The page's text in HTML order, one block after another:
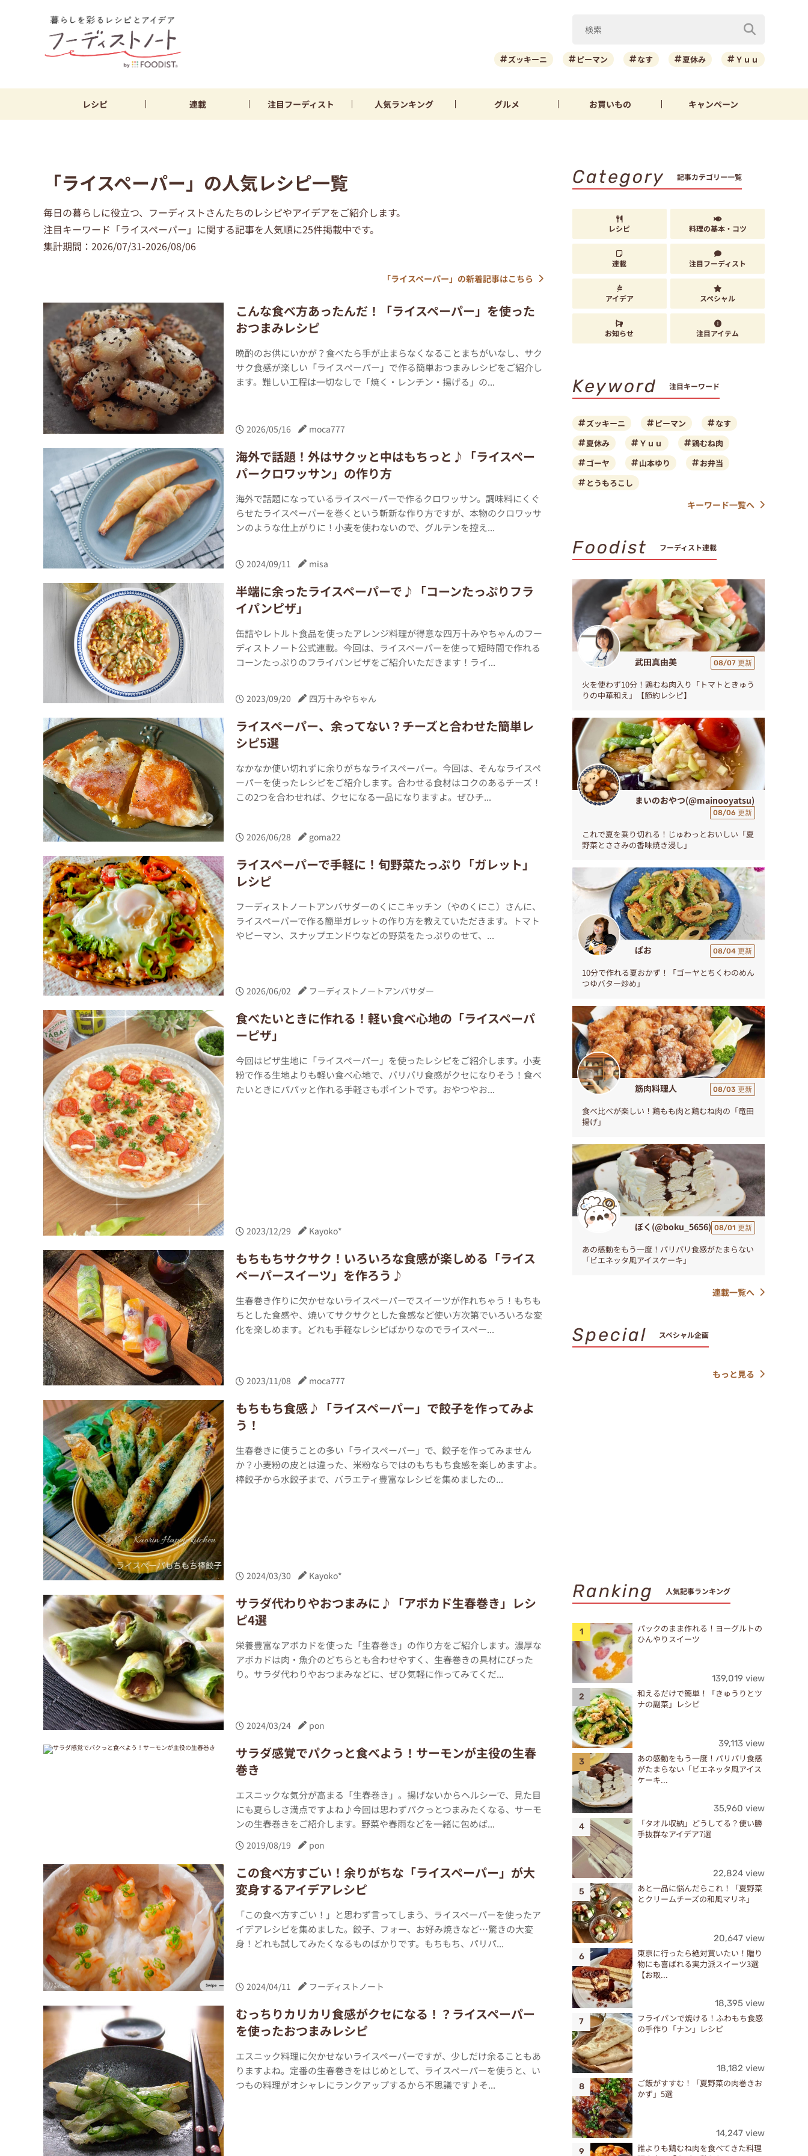
ズッキーニ ピーマン なす 夏休み Ｙｕｕ
レシピ 連載 注目フーディスト 人気ランキング グルメ お買いもの キャンペーン
「ライスペーパー」の人気レシピ一覧
毎日の暮らしに役立つ、フーディストさんたちのレシピやアイデアをご紹介します。
注目キーワード「ライスペーパー」に関する記事を人気順に25件掲載中です。
集計期間：2026/07/31-2026/08/06
「ライスペーパー」の新着記事はこちら
こんな食べ方あったんだ！「ライスペーパー」を使った
おつまみレシピ
晩酌のお供にいかが？食べたら手が止まらなくなることまちがいなし、サク
サク食感が楽しい「ライスぺーパー」で作る簡単おつまみレシピをご紹介し
ます。難しい工程は一切なしで「焼く・レンチン・揚げる」の...
2026/05/16 moca777
海外で話題！外はサクッと中はもちっと♪「ライスペー
パークロワッサン」の作り方
海外で話題になっているライスペーパーで作るクロワッサン。調味料にくぐ
らせたライスペーパーを巻くという斬新な作り方ですが、本物のクロワッサ
ンのような仕上がりに！小麦を使わないので、グルテンを控え...
2024/09/11 misa
半端に余ったライスペーパーで♪「コーンたっぷりフラ
イパンピザ」
缶詰やレトルト食品を使ったアレンジ料理が得意な四万十みやちゃんのフー
ディストノート公式連載。今回は、ライスペーパーを使って短時間で作れる
コーンたっぷりのフライパンピザをご紹介いただきます！ライ...
2023/09/20 四万十みやちゃん
ライスペーパー、余ってない？チーズと合わせた簡単レ
シピ5選
なかなか使い切れずに余りがちなライスペーパー。今回は、そんなライスペ
ーパーを使ったレシピをご紹介します。合わせる食材はコクのあるチーズ！
この2つを合わせれば、クセになる一品になりますよ。ぜひチ...
2026/06/28 goma22
ライスペーパーで手軽に！旬野菜たっぷり「ガレット」
レシピ
フーディストノートアンバサダーのくにこキッチン（やのくにこ）さんに、
ライスペーパーで作る簡単ガレットの作り方を教えていただきます。トマト
やピーマン、スナップエンドウなどの野菜をたっぷりのせて、...
2026/06/02 フーディストノートアンバサダー
食べたいときに作れる！軽い食べ心地の「ライスペーパ
ーピザ」
今回はピザ生地に「ライスペーパー」を使ったレシピをご紹介します。小麦
粉で作る生地よりも軽い食べ心地で、パリパリ食感がクセになりそう！食べ
たいときにパパッと作れる手軽さもポイントです。おやつやお...
2023/12/29 Kayoko*
もちもちサクサク！いろいろな食感が楽しめる「ライス
ペーパースイーツ」を作ろう♪
生春巻き作りに欠かせないライスペーパーでスイーツが作れちゃう！もちも
ちとした食感や、焼いてサクサクとした食感など使い方次第でいろいろな変
化を楽しめます。どれも手軽なレシピばかりなのでライスペー...
2023/11/08 moca777
もちもち食感♪「ライスペーパー」で餃子を作ってみよ
う！
生春巻きに使うことの多い「ライスペーパー」で、餃子を作ってみません
か？小麦粉の皮とは違った、米粉ならではのもちもち食感を楽しめますよ。
棒餃子から水餃子まで、バラエティ豊富なレシピを集めましたの...
2024/03/30 Kayoko*
サラダ代わりやおつまみに♪「アボカド生春巻き」レシ
ピ4選
栄養豊富なアボカドを使った「生春巻き」の作り方をご紹介します。濃厚な
アボカドは肉・魚介のどちらとも合わせやすく、生春巻きの具材にぴった
り。サラダ代わりやおつまみなどに、ぜひ気軽に作ってみてくだ...
2024/03/24 pon
サラダ感覚でパクっと食べよう！サーモンが主役の生春
巻き
エスニックな気分が高まる「生春巻き」。揚げないからヘルシーで、見た目
にも夏らしさ満点ですよね♪今回は思わずパクっとつまみたくなる、サーモ
ンの生春巻きをご紹介します。野菜や春雨などを一緒に包めば...
2019/08/19 pon
この食べ方すごい！余りがちな「ライスペーパー」が大
変身するアイデアレシピ
「この食べ方すごい！」と思わず言ってしまう、ライスペーパーを使ったア
イデアレシピを集めました。餃子、フォー、お好み焼きなど…驚きの大変
身！どれも試してみたくなるものばかりです。もちもち、パリパ...
2024/04/11 フーディストノート
むっちりカリカリ食感がクセになる！？ライスペーパー
を使ったおつまみレシピ
エスニック料理に欠かせないライスペーパーですが、少しだけ余ることもあ
りますよね。定番の生春巻きをはじめとして、ライスペーパーを使うと、い
つもの料理がオシャレにランクアップするから不思議です♪そ...
Category 記事カテゴリー一覧
レシピ 料理の基本・コツ
連載 注目フーディスト
アイデア スペシャル
お知らせ 注目アイテム
Keyword 注目キーワード
ズッキーニ ピーマン
なす
夏休み
Ｙｕｕ
鶏むね肉
ゴーヤ
山本ゆり
お弁当
とうもろこし
キーワード一覧へ
Foodist フーディスト連載
武田真由美 08/07 更新
火を使わず10分！鶏むね肉入り「トマトときゅう
りの中華和え」【節約レシピ】
まいのおやつ(@mainooyatsu)
08/06 更新
これで夏を乗り切れる！じゅわっとおいしい「夏
野菜とささみの香味焼き浸し」
ぱお 08/04 更新
10分で作れる夏おかず！「ゴーヤとちくわのめん
つゆバター炒め」
筋肉料理人 08/03 更新
食べ比べが楽しい！鶏もも肉と鶏むね肉の「竜田
揚げ」
ぼく(@boku_5656) 08/01 更新
あの感動をもう一度！パリパリ食感がたまらない
「ビエネッタ風アイスケーキ」
連載一覧へ
Special スペシャル企画
もっと見る
Ranking 人気記事ランキング
パックのまま作れる！ヨーグルトの
ひんやりスイーツ
139,019 view
和えるだけで簡単！「きゅうりとツ
ナの副菜」レシピ
39,113 view
あの感動をもう一度！パリパリ食感
がたまらない「ビエネッタ風アイス
ケーキ...
35,960 view
「タオル収納」どうしてる？使い勝
手抜群なアイデア7選
22,824 view
あと一品に悩んだらこれ！「夏野菜
とクリームチーズの和風マリネ」
20,647 view
東京に行ったら絶対買いたい！贈り
物にも喜ばれる実力派スイーツ3選
【お取...
18,395 view
フライパンで焼ける！ふわもち食感
の手作り「ナン」レシピ
18,182 view
ご飯がすすむ！「夏野菜の肉巻きお
かず」5選
14,247 view
誰よりも鶏むね肉を食べてきた料理